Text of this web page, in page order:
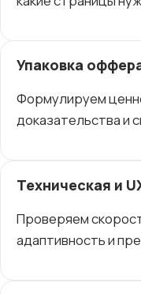
Упаковка
Формулируем
доказательства и
Техническая и
Проверяем
адаптивность и